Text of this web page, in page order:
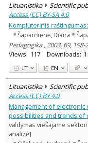
Lituanistika Scientific
Access (CC) BY-SA 4.0
Kompiuterinis
Šaparnienė, Diana
Pedagogika , 2003, 69,
Views: 117 Downloads:
LT EN
Lituanistika Scientific
Access (CC) BY 4.0
Management of electronic
possibilities and trends of
valdymas viešajame
analizė]